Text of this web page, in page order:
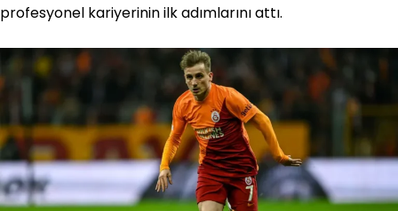
profesyonel kariyerinin ilk adımlarını attı.